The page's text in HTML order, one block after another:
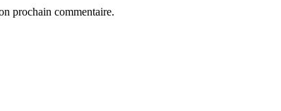
prochain commentaire.